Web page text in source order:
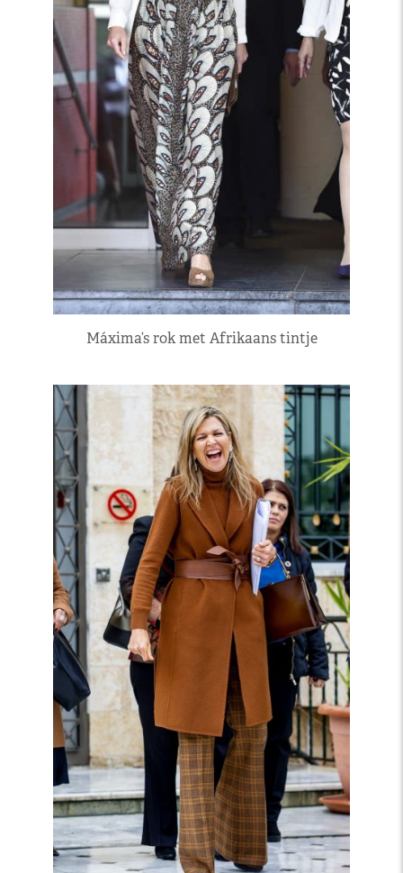
Máxima’s rok met Afrikaans tintje